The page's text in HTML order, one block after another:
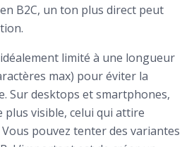
B2C, un ton plus direct peut
idéalement limité à une longueur
max) pour éviter la
Sur desktops et smartphones,
plus visible, celui qui attire
pouvez tenter des variantes